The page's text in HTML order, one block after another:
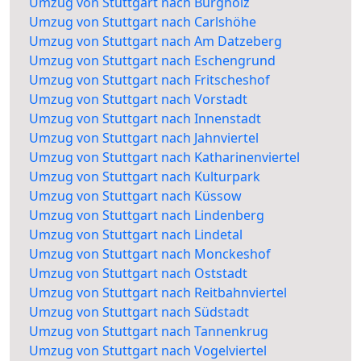
Umzug von Stuttgart nach Carlshöhe
Umzug von Stuttgart nach Am Datzeberg
Umzug von Stuttgart nach Eschengrund
Umzug von Stuttgart nach Fritscheshof
Umzug von Stuttgart nach Vorstadt
Umzug von Stuttgart nach Innenstadt
Umzug von Stuttgart nach Jahnviertel
Umzug von Stuttgart nach Katharinenviertel
Umzug von Stuttgart nach Kulturpark
Umzug von Stuttgart nach Küssow
Umzug von Stuttgart nach Lindenberg
Umzug von Stuttgart nach Lindetal
Umzug von Stuttgart nach Monckeshof
Umzug von Stuttgart nach Oststadt
Umzug von Stuttgart nach Reitbahnviertel
Umzug von Stuttgart nach Südstadt
Umzug von Stuttgart nach Tannenkrug
Umzug von Stuttgart nach Vogelviertel